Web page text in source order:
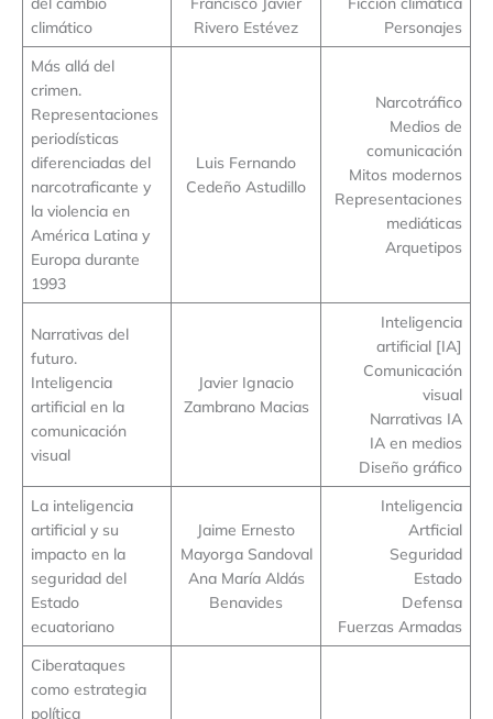
climático
Rivero Estévez
Personajes
Más allá del
crimen.
Representaciones
periodísticas
diferenciadas del
narcotraficante y
la violencia en
América Latina y
Europa durante
1993
Luis Fernando
Cedeño Astudillo
Narcotráfico
Medios de
comunicación
Mitos modernos
Representaciones
mediáticas
Arquetipos
Narrativas del
futuro.
Inteligencia
artificial en la
comunicación
visual
Javier Ignacio
Zambrano Macias
Inteligencia
artificial [IA]
Comunicación
visual
Narrativas IA
IA en medios
Diseño gráfico
La inteligencia
artificial y su
impacto en la
seguridad del
Estado
ecuatoriano
Jaime Ernesto
Mayorga Sandoval
Ana María Aldás
Benavides
Inteligencia
Artficial
Seguridad
Estado
Defensa
Fuerzas Armadas
Ciberataques
como estrategia
política